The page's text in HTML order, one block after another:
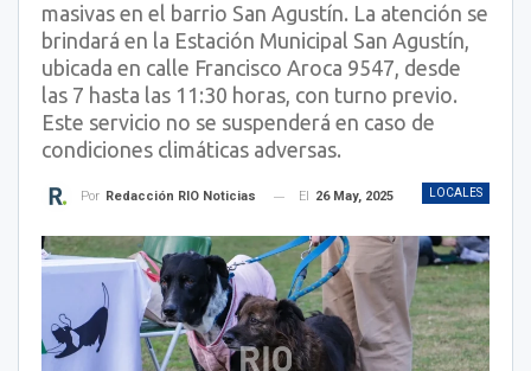
masivas en el barrio San Agustín. La atención se
brindará en la Estación Municipal San Agustín,
ubicada en calle Francisco Aroca 9547, desde
las 7 hasta las 11:30 horas, con turno previo.
Este servicio no se suspenderá en caso de
condiciones climáticas adversas.
LOCALES
Por Redacción RIO Noticias El 26 May, 2025